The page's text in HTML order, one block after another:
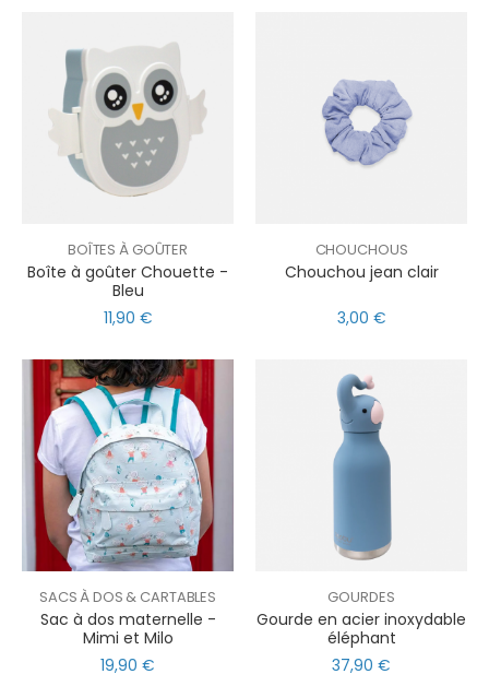
BOÎTES À GOÛTER
Boîte à goûter Chouette -
Bleu
11,90 €
CHOUCHOUS
Chouchou jean clair
3,00 €
SACS À DOS & CARTABLES
Sac à dos maternelle -
Mimi et Milo
19,90 €
GOURDES
Gourde en acier inoxydable
éléphant
37,90 €